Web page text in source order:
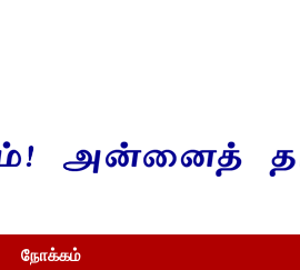
நோக்கம்